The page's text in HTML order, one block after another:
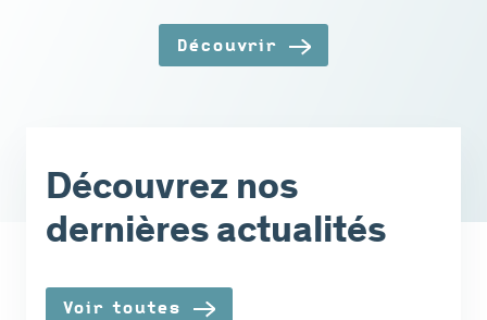
Découvrir
Découvrez nos
dernières actualités
Voir toutes